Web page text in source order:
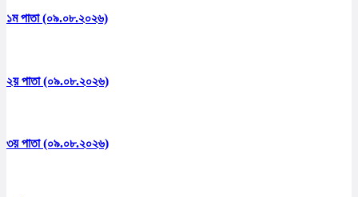
১ম পাতা (০৯.০৮.২০২৬)
২য় পাতা (০৯.০৮.২০২৬)
৩য় পাতা (০৯.০৮.২০২৬)